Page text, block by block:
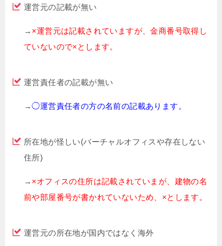
運営元の記載が無い
→ ×運営元は記載されていますが、金商番号取得し
ていないので×とします。
運営責任者の記載が無い
→◯運営責任者の方の名前の記載あります。
所在地が怪しい(バーチャルオフィスや存在しない
住所)
→ ×オフィスの住所は記載されていまが、建物の名
前や部屋番号が書かれていないため、×とします。
運営元の所在地が国内ではなく海外